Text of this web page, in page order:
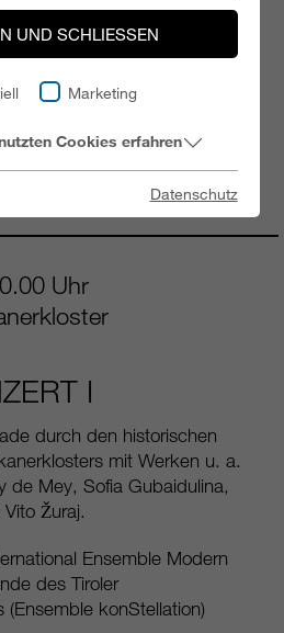
mit
Ensemble Modern
Laden Sie ein Duo,
nach Hause oder in Ihren
und Nachbarn dazu!
Uhr
I
durch den historischen
mit Werken u. a.
de Mey, Sofia Gubaidulina,
Žuraj.
Ensemble Modern
des Tiroler
konStellation)
UND SCHLIESSEN
Marketing
Cookies erfahren
Datenschutz